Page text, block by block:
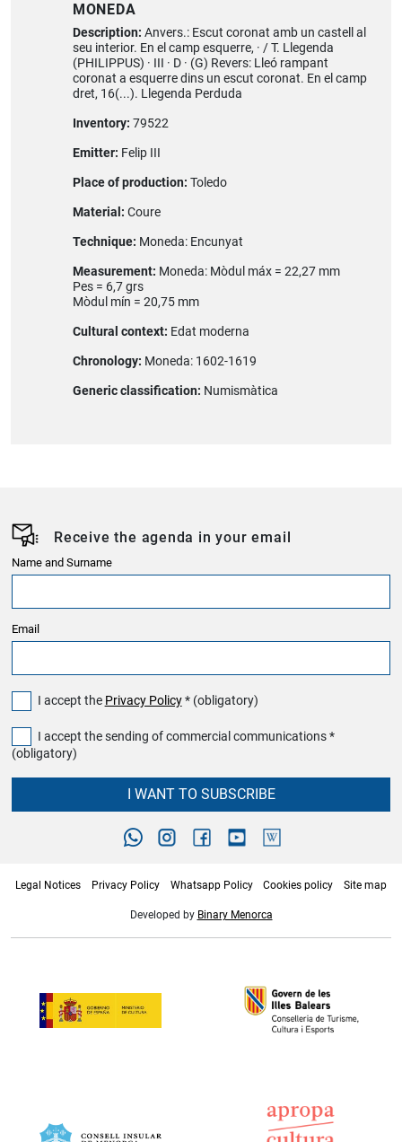
MONEDA
Description: Anvers.: Escut coronat amb un castell al
seu interior. En el camp esquerre, · / T. Llegenda
(PHILIPPUS) · III · D · (G) Revers: Lleó rampant
coronat a esquerre dins un escut coronat. En el camp
dret, 16(...). Llegenda Perduda
Inventory: 79522
Emitter: Felip III
Place of production: Toledo
Material: Coure
Technique: Moneda: Encunyat
Measurement: Moneda: Mòdul máx = 22,27 mm
Pes = 6,7 grs
Mòdul mín = 20,75 mm
Cultural context: Edat moderna
Chronology: Moneda: 1602-1619
Generic classification: Numismàtica
Receive the agenda in your email
Name and Surname
Email
I accept the Privacy Policy* (obligatory)
I accept the sending of commercial communications *
(obligatory)
I WANT TO SUBSCRIBE
Legal Notices Privacy Policy Whatsapp Policy Cookies policy Site map
Developed by Binary Menorca